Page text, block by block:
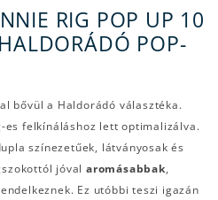
RIG POP UP 10
POP-
bővül a Haldorádó választéka.
es felkínáláshoz lett optimalizálva.
színezetűek, látványosak és
jóvalaromásabbak,
Ez utóbbi teszi igazán